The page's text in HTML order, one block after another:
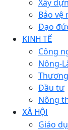
Xây
Bảo
Đạo
KINH TẾ
Công
Nông-
Đầu tư
Nông
XÃ HỘI
Giáo